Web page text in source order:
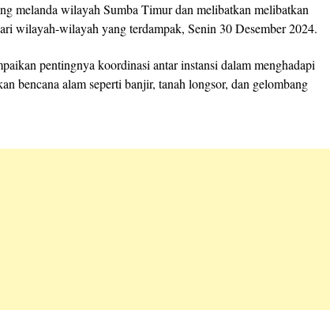
melanda wilayah Sumba Timur dan melibatkan melibatkan
wilayah-wilayah yang terdampak, Senin 30 Desember 2024.
pentingnya koordinasi antar instansi dalam menghadapi
bencana alam seperti banjir, tanah longsor, dan gelombang